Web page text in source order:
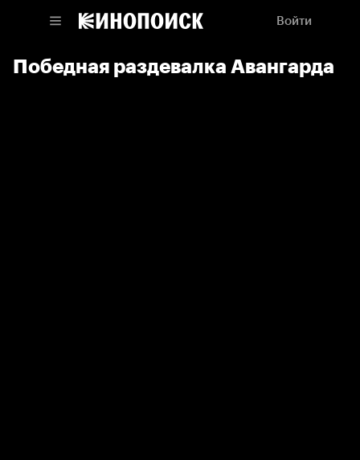
Войти
Победная раздевалка Авангарда